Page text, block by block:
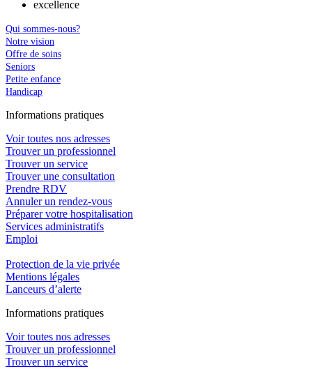
excellence
Qui sommes-nous?
Notre vision
Offre de soins
Seniors
Petite enfance
Handicap
Informations pratiques
Voir toutes nos adresses
Trouver un professionnel
Trouver un service
Trouver une consultation
Prendre RDV
Annuler un rendez-vous
Préparer votre hospitalisation
Services administratifs
Emploi​
Protection de la vie privée
Mentions légales
Lanceurs d’alerte
Informations pratiques
Voir toutes nos adresses
Trouver un professionnel
Trouver un service